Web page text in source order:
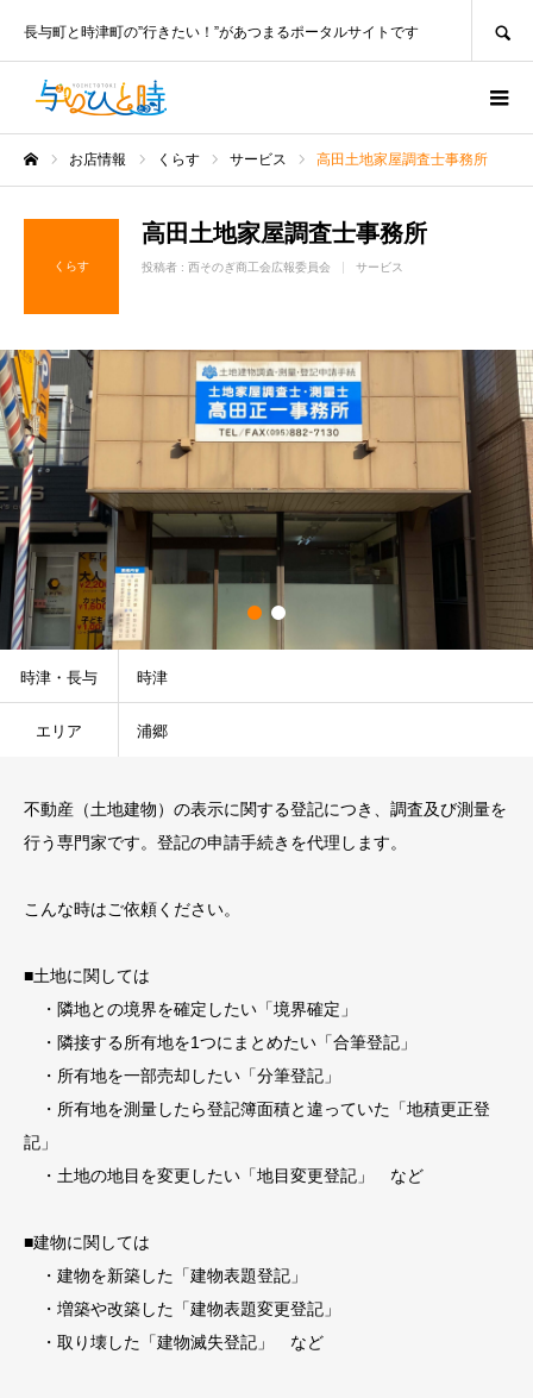
長与町と時津町の”行きたい！”があつまるポータルサイトです
お店情報 くらす サービス 高田土地家屋調査士事務所
くらす
高田土地家屋調査士事務所
投稿者 : 西そのぎ商工会広報委員会 サービス
時津・長与 時津
エリア 浦郷
不動産（土地建物）の表示に関する登記につき、調査及び測量を
行う専門家です。登記の申請手続きを代理します。
こんな時はご依頼ください。
■土地に関しては
・隣地との境界を確定したい「境界確定」
・隣接する所有地を1つにまとめたい「合筆登記」
・所有地を一部売却したい「分筆登記」
・所有地を測量したら登記簿面積と違っていた「地積更正登
記」
・土地の地目を変更したい「地目変更登記」 など
■建物に関しては
・建物を新築した「建物表題登記」
・増築や改築した「建物表題変更登記」
・取り壊した「建物滅失登記」 など